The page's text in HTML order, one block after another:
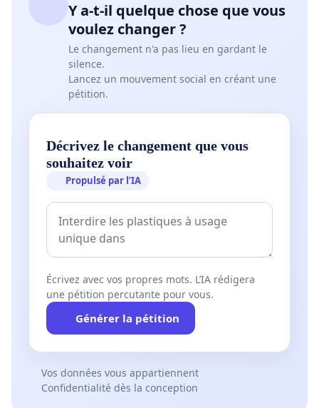
Y a-t-il quelque chose que vous
voulez changer ?
Le changement n'a pas lieu en gardant le
silence.
Lancez un mouvement social en créant une
pétition.
Décrivez le changement que vous
souhaitez voir
Propulsé par l’IA
Écrivez avec vos propres mots. L’IA rédigera
une pétition percutante pour vous.
Générer la pétition
Vos données vous appartiennent
Confidentialité dès la conception